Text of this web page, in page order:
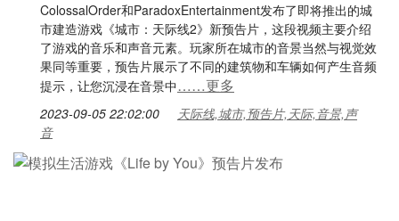
ColossalOrder和ParadoxEntertainment发布了即将推出的城
市建造游戏《城市：天际线2》新预告片，这段视频主要介绍
了游戏的音乐和声音元素。玩家所在城市的音景当然与视觉效
果同等重要，预告片展示了不同的建筑物和车辆如何产生音频
提示，让您沉浸在音景中……更多
2023-09-05 22:02:00
天际线,城市,预告片,天际,音景,声
音